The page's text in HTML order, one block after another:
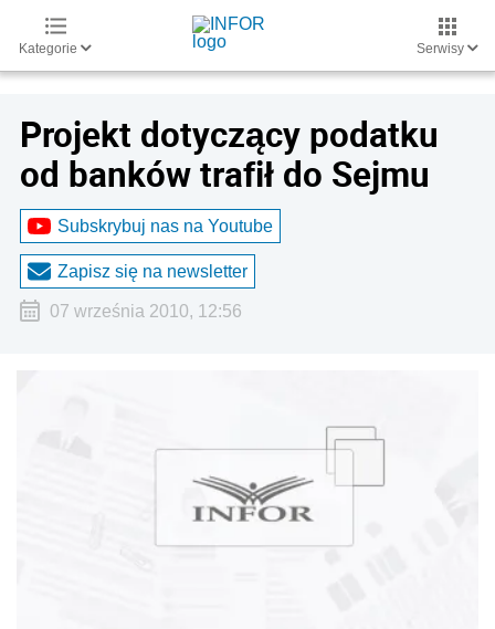
Kategorie Serwisy
Projekt dotyczący podatku
od banków trafił do Sejmu
Subskrybuj nas na Youtube
Zapisz się na newsletter
07 września 2010, 12:56